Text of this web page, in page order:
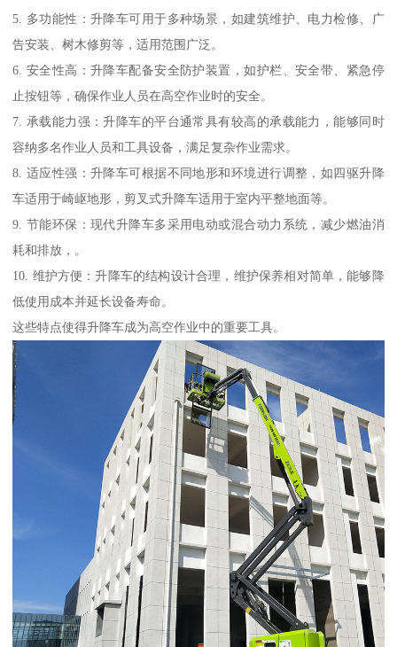
5. 多功能性：升降车可用于多种场景，如建筑维护、电力检修、广
告安装、树木修剪等，适用范围广泛。
6. 安全性高：升降车配备安全防护装置，如护栏、安全带、紧急停
止按钮等，确保作业人员在高空作业时的安全。
7. 承载能力强：升降车的平台通常具有较高的承载能力，能够同时
容纳多名作业人员和工具设备，满足复杂作业需求。
8. 适应性强：升降车可根据不同地形和环境进行调整，如四驱升降
车适用于崎岖地形，剪叉式升降车适用于室内平整地面等。
9. 节能环保：现代升降车多采用电动或混合动力系统，减少燃油消
耗和排放，。
10. 维护方便：升降车的结构设计合理，维护保养相对简单，能够降
低使用成本并延长设备寿命。
这些特点使得升降车成为高空作业中的重要工具。